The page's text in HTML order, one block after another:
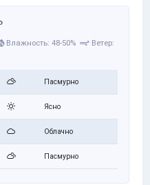
Влажность: 48-50%
Ветер:
Пасмурно
Ясно
Облачно
Пасмурно